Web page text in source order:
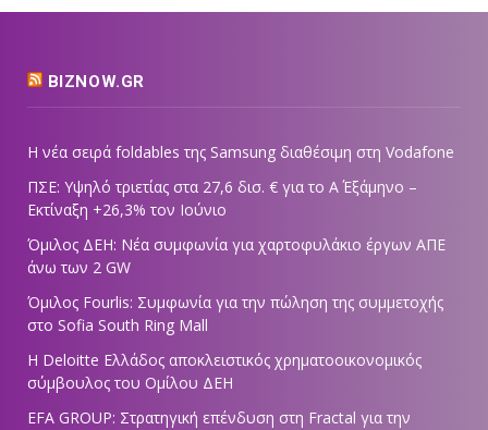
BIZNOW.GR
Η νέα σειρά foldables της Samsung διαθέσιμη στη Vodafone
ΠΣΕ: Υψηλό τριετίας στα 27,6 δισ. € για το Α΄ Εξάμηνο –
Εκτίναξη +26,3% τον Ιούνιο
Όμιλος ΔΕΗ: Νέα συμφωνία για χαρτοφυλάκιο έργων ΑΠΕ
άνω των 2 GW
Όμιλος Fourlis: Συμφωνία για την πώληση της συμμετοχής
στο Sofia South Ring Mall
Η Deloitte Ελλάδος αποκλειστικός χρηματοοικονομικός
σύμβουλος του Ομίλου ΔΕΗ
EFA GROUP: Στρατηγική επένδυση στη Fractal για την